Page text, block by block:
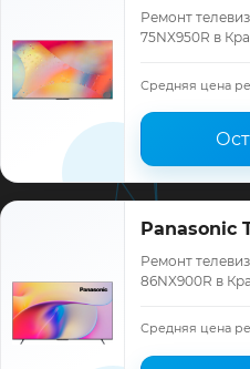
Ремонт
75NX950R в
Panasonic,
гарантия до 12
Средняя цена
Panasonic
Ремонт
86NX900R в
Panasonic,
Средняя цена